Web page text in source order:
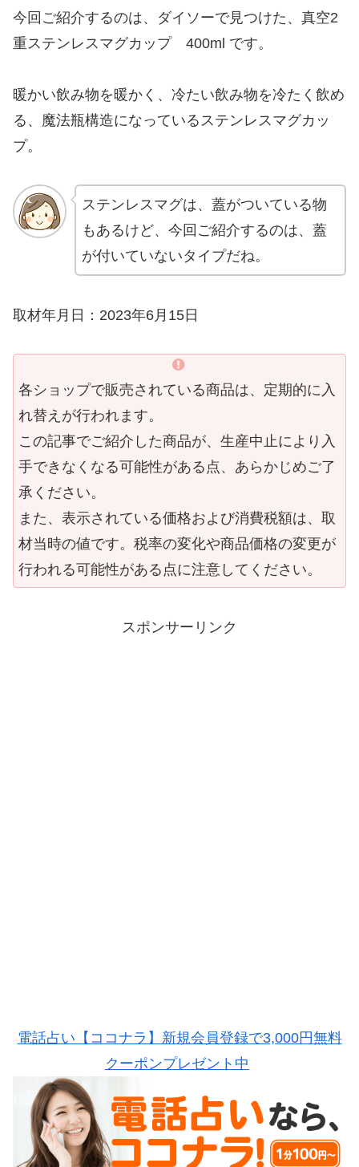
今回ご紹介するのは、ダイソーで見つけた、真空2
重ステンレスマグカップ 400ml です。
暖かい飲み物を暖かく、冷たい飲み物を冷たく飲め
る、魔法瓶構造になっているステンレスマグカッ
プ。
ステンレスマグは、蓋がついている物
もあるけど、今回ご紹介するのは、蓋
が付いていないタイプだね。
取材年月日：2023年6月15日
各ショップで販売されている商品は、定期的に入
れ替えが行われます。
この記事でご紹介した商品が、生産中止により入
手できなくなる可能性がある点、あらかじめご了
承ください。
また、表示されている価格および消費税額は、取
材当時の値です。税率の変化や商品価格の変更が
行われる可能性がある点に注意してください。
スポンサーリンク
電話占い【ココナラ】新規会員登録で3,000円無料
クーポンプレゼント中